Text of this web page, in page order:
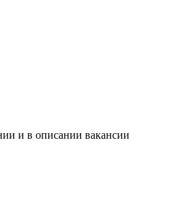
и в описании вакансии